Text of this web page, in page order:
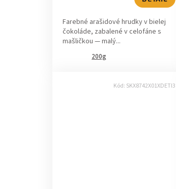
Farebné arašidové hrudky v bielej
čokoláde, zabalené v celofáne s
mašličkou — malý...
200g
Kód: SKX8742X01XDETI3